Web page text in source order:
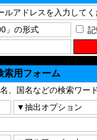
索用フォーム
、国名などの検索ワード